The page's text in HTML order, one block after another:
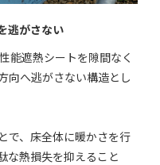
逃がさない
能遮熱シートを隙間なく
向へ逃がさない構造とし
で、床全体に暖かさを行
な熱損失を抑えること